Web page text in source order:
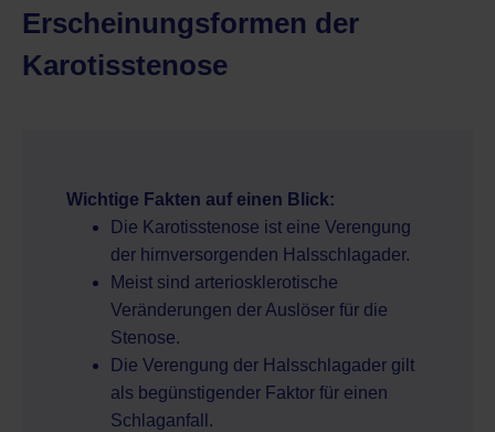
Erscheinungsformen der
Karotisstenose
Wichtige Fakten auf einen Blick:
Die Karotisstenose ist eine Verengung
der hirnversorgenden Halsschlagader.
Meist sind arteriosklerotische
Veränderungen der Auslöser für die
Stenose.
Die Verengung der Halsschlagader gilt
als begünstigender Faktor für einen
Schlaganfall.